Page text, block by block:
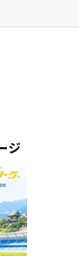
ジ